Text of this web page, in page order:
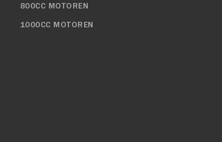
800CC MOTOREN
1000CC MOTOREN